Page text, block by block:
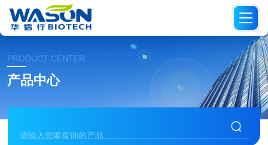
PRODUCT CENTER
产品中心